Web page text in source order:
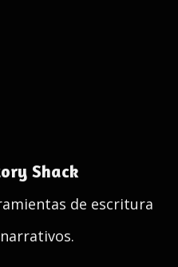
Shack
de escritura